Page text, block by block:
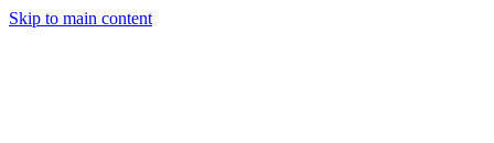
Skip to main content